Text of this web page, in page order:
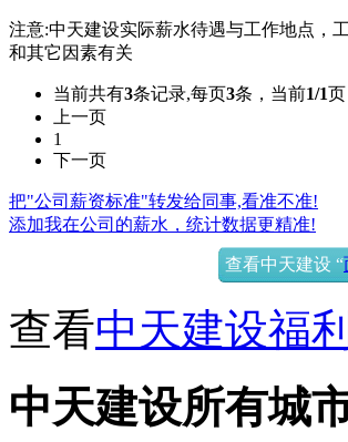
注意:中天建设实际薪水待遇与工作地点，
和其它因素有关
当前共有3条记录,每页3条，当前1/1页
上一页
1
下一页
把"公司薪资标准"转发给同事,看准不准!
添加我在公司的薪水，统计数据更精准!
查看中天建设 “
查看中天建设福
中天建设所有城